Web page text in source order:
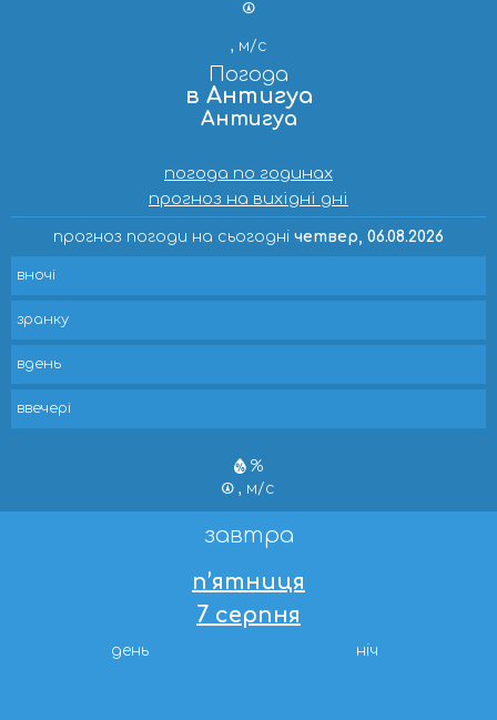
, м/с
Погода
в Антигуа
Антигуа
погода по годинах
прогноз на вихідні дні
прогноз погоди на сьогодні четвер, 06.08.2026
вночі
зранку
вдень
ввечері
%
, м/с
завтра
п’ятниця
7 серпня
день ніч